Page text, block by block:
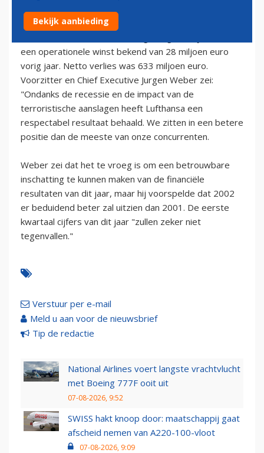
25 april 2002 - 2:00
een operationele winst bekend van 28 miljoen euro
vorig jaar. Netto verlies was 633 miljoen euro.
Voorzitter en Chief Executive Jurgen Weber zei:
"Ondanks de recessie en de impact van de
terroristische aanslagen heeft Lufthansa een
respectabel resultaat behaald. We zitten in een betere
positie dan de meeste van onze concurrenten.
Weber zei dat het te vroeg is om een betrouwbare
inschatting te kunnen maken van de financiële
resultaten van dit jaar, maar hij voorspelde dat 2002
er beduidend beter zal uitzien dan 2001. De eerste
kwartaal cijfers van dit jaar "zullen zeker niet
tegenvallen."
Verstuur per e-mail
Meld u aan voor de nieuwsbrief
Tip de redactie
National Airlines voert langste vrachtvlucht
met Boeing 777F ooit uit
07-08-2026, 9:52
SWISS hakt knoop door: maatschappij gaat
afscheid nemen van A220-100-vloot
07-08-2026, 9:09
Bekijk aanbieding